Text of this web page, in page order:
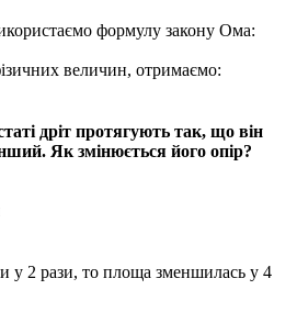
формулу закону Ома:
величин, отримаємо:
дріт протягують так, що він
Як змінюється його опір?
2 рази, то площа зменшилась у 4